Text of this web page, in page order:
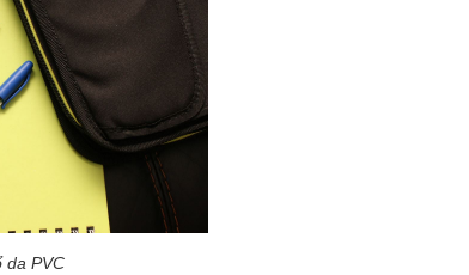
da PVC